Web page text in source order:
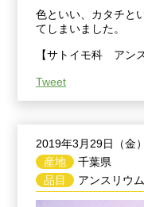
色といい、カタチ
てしまいました。
【サトイモ科 アン
Tweet
2019年3月29日（金）
産地
千葉県
品目
アンスリウム